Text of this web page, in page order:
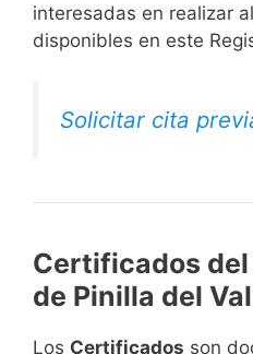
interesadas en realizar
disponibles en este
Solicitar cita
Certificados
de Pinilla del
Los Certificados son